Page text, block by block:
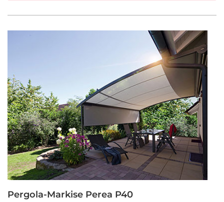
Pergola-Markise Perea P40